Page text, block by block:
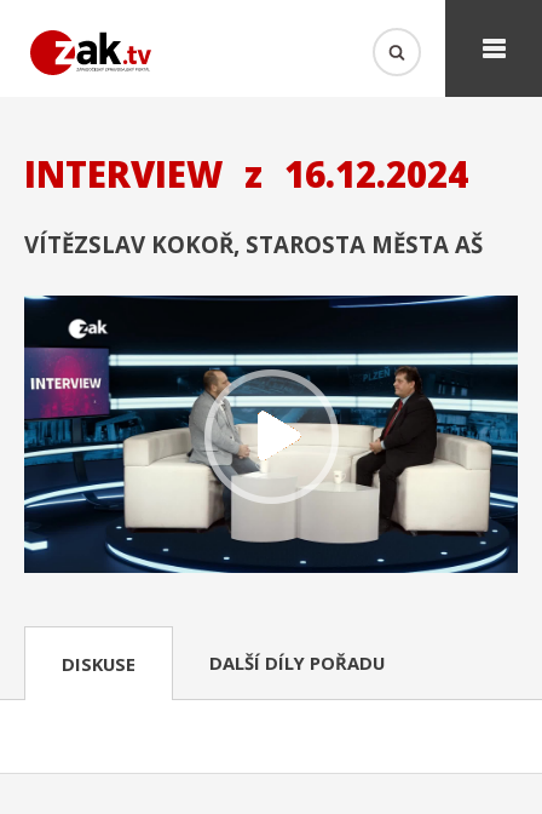
INTERVIEW z 16.12.2024
VÍTĚZSLAV KOKOŘ, STAROSTA MĚSTA AŠ
DISKUSE DALŠÍ DÍLY POŘADU